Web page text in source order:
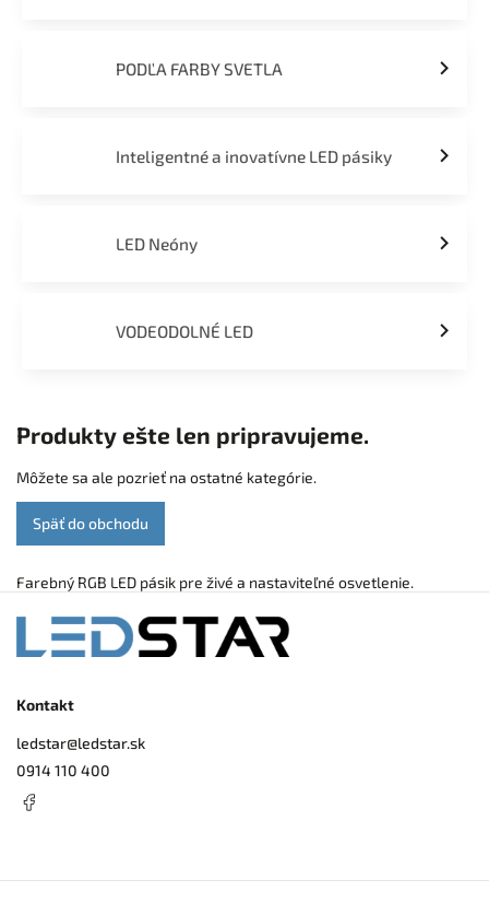
PODĽA FARBY SVETLA
Inteligentné a inovatívne LED pásiky
LED Neóny
VODEODOLNÉ LED
Produkty ešte len pripravujeme.
Môžete sa ale pozrieť na ostatné kategórie.
Späť do obchodu
Farebný RGB LED pásik pre živé a nastaviteľné osvetlenie.
Kontakt
ledstar@ledstar.sk
0914 110 400